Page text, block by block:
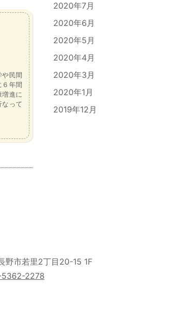
民間
年間
進に
なって
2020年7月
2020年6月
2020年5月
2020年4月
2020年3月
2020年1月
2019年12月
野市若里2丁目20-15 1F
2278